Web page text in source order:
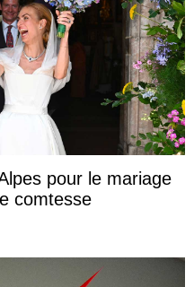
pour le mariage
comtesse